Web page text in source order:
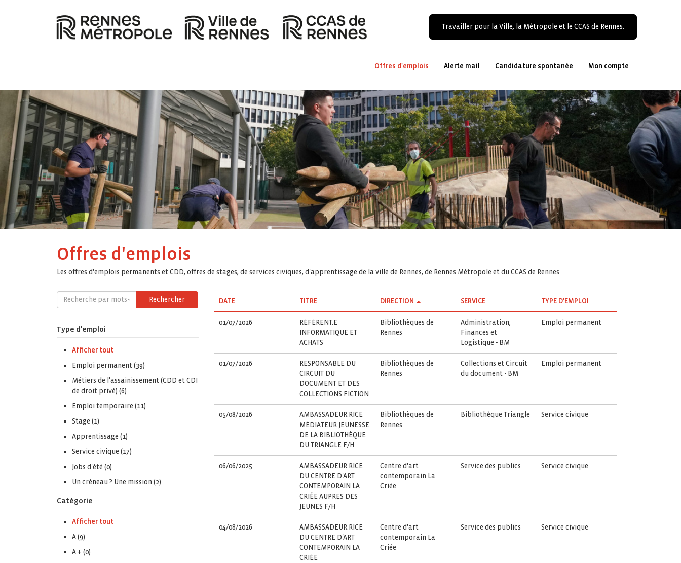
Travailler pour la Ville, la Métropole et le CCAS de Rennes.
Offres d'emplois Alerte mail Candidature spontanée Mon compte
Offres d'emplois
Les offres d'emplois permanents et CDD, offres de stages, de services civiques, d'apprentissage de la ville de Rennes, de Rennes Métropole et du CCAS de Rennes.
Rechercher
Type d'emploi
Afficher tout
Emploi permanent (39)
Métiers de l'assainissement (CDD et CDI
de droit privé) (6)
Emploi temporaire (11)
Stage (1)
Apprentissage (1)
Service civique (17)
Jobs d'été (0)
Un créneau ? Une mission (2)
Catégorie
Afficher tout
A (9)
A + (0)
DATE TITRE DIRECTION SERVICE TYPE D'EMPLOI
01/07/2026
RÉFÉRENT.E
INFORMATIQUE ET
ACHATS
Bibliothèques de
Rennes
Administration,
Finances et
Logistique - BM
Emploi permanent
01/07/2026
RESPONSABLE DU
CIRCUIT DU
DOCUMENT ET DES
COLLECTIONS FICTION
Bibliothèques de
Rennes
Collections et Circuit
du document - BM
Emploi permanent
05/08/2026
AMBASSADEUR.RICE
MÉDIATEUR JEUNESSE
DE LA BIBLIOTHÈQUE
DU TRIANGLE F/H
Bibliothèques de
Rennes
Bibliothèque Triangle Service civique
06/06/2025
AMBASSADEUR.RICE
DU CENTRE D'ART
CONTEMPORAIN LA
CRIÉE AUPRES DES
JEUNES F/H
Centre d'art
contemporain La
Criée
Service des publics Service civique
04/08/2026
AMBASSADEUR.RICE
DU CENTRE D'ART
CONTEMPORAIN LA
CRIÉE
Centre d'art
contemporain La
Criée
Service des publics Service civique